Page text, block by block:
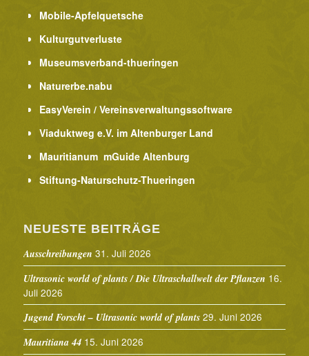
Mobile-Apfelquetsche
Kulturgutverluste
Museumsverband-thueringen
Naturerbe.nabu
EasyVerein / Vereinsverwaltungssoftware
Viaduktweg e.V. im Altenburger Land
Mauritianum mGuide Altenburg
Stiftung-Naturschutz-Thueringen
NEUESTE BEITRÄGE
Ausschreibungen 31. Juli 2026
Ultrasonic world of plants / Die Ultraschallwelt der Pflanzen 16.
Juli 2026
Jugend Forscht – Ultrasonic world of plants 29. Juni 2026
Mauritiana 44 15. Juni 2026